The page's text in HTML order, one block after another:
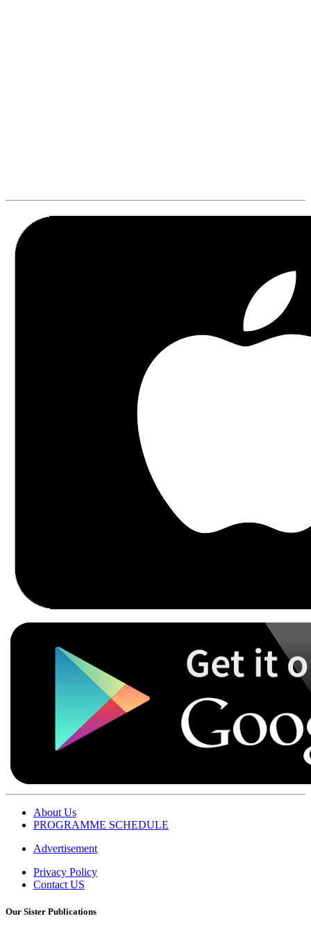
About Us
PROGRAMME SCHEDULE
Advertisement
Privacy Policy
Contact US
Our Sister Publications